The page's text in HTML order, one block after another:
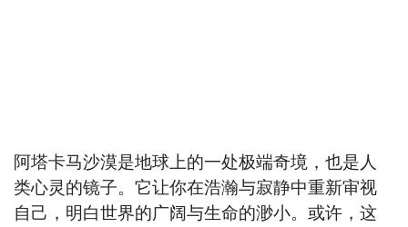
阿塔卡马沙漠是地球上的一处极端奇境，也是人
类心灵的镜子。它让你在浩瀚与寂静中重新审视
自己，明白世界的广阔与生命的渺小。或许，这